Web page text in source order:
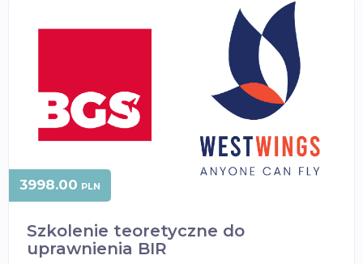
Szkolenie teoretyczne do
uprawnienia BIR
3998.00 PLN